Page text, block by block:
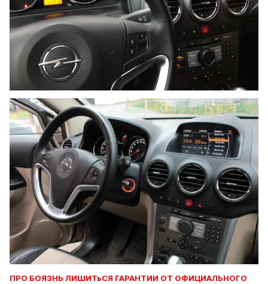
ПРО БОЯЗНЬ ЛИШИТьСЯ ГАРАНТИИ ОТ ОФИЦИАЛЬНОГО